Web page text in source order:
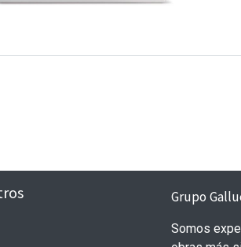
Grupo
Somos